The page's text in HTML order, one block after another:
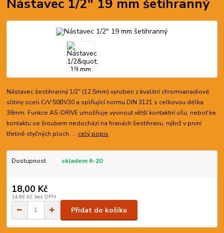
Nástavec 1/2" 19 mm šetihranný
Nástavec šestihranný 1/2" (12,5mm) vyroben z kvalitní chromvanadiové
slitiny oceli CrV 50BV30 a splňující normu DIN 3121 s celkovou délka
38mm. Funkce AS-DRIVE umožňuje vyvinout větší kontaktní sílu, neboť ke
kontaktu se šroubem nedochází na hranách šestihranu, nýbrž v první
třetině styčných ploch. ... celý popis
Dostupnost skladem 6-20
18,00 Kč
14,88 Kč bez DPH
Přidat do košíku